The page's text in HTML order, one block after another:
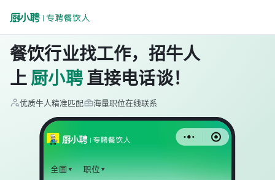
餐饮行业找工作，招牛人
上 厨小聘 直接电话谈！
优质牛人精准匹配 海量职位在线联系